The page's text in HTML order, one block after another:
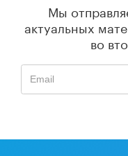
Мы
актуальных
во